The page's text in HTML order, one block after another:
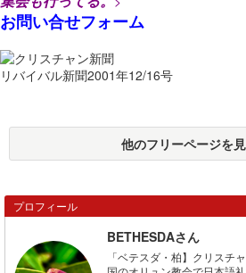
お問い合せフォーム
リバイバル新聞2001年12/16号
他のフリーページを
プロフィール
BETHESDAさん
「ベテスダ・柏】クリスチ